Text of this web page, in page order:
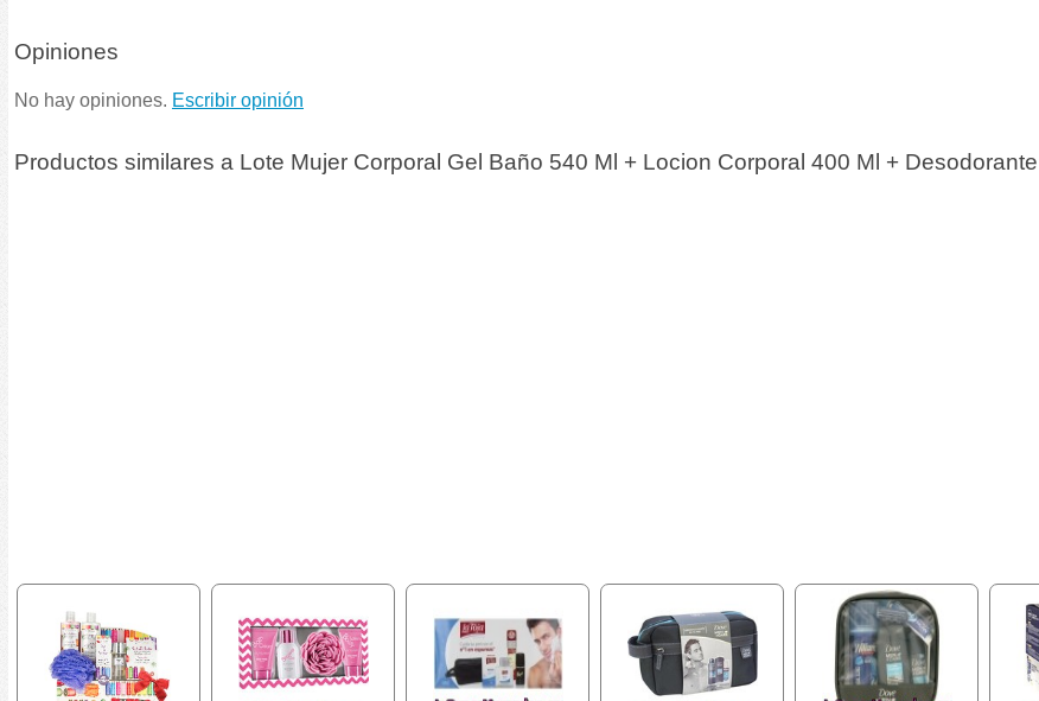
Opiniones
No hay opiniones. Escribir opinión
Productos similares a Lote Mujer Corporal Gel Baño 540 Ml + Locion Corporal 400 Ml +